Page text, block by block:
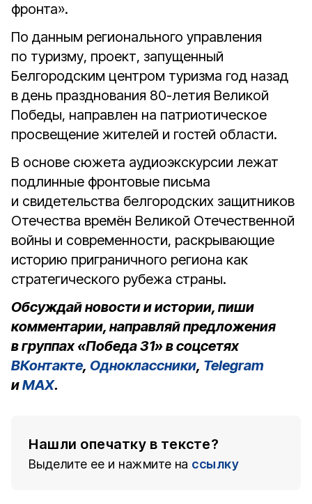
фронта».
По данным регионального управления
по туризму, проект, запущенный
Белгородским центром туризма год назад
в день празднования 80-летия Великой
Победы, направлен на патриотическое
просвещение жителей и гостей области.
В основе сюжета аудиоэкскурсии лежат
подлинные фронтовые письма
и свидетельства белгородских защитников
Отечества времён Великой Отечественной
войны и современности, раскрывающие
историю приграничного региона как
стратегического рубежа страны.
Обсуждай новости и истории, пиши
комментарии, направляй предложения
в группах «Победа 31» в соцсетях
ВКонтакте, Одноклассники, Telegram
иMAX.
Нашли опечатку в тексте?
Выделите ее и нажмите на ссылку